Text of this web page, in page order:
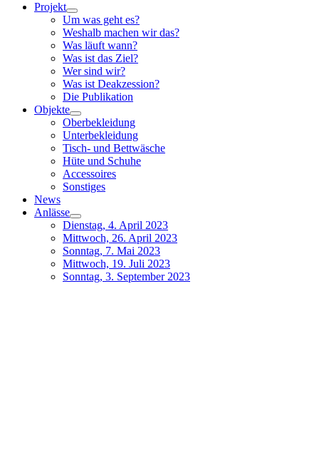
Projekt
Um was geht es?
Weshalb machen wir das?
Was läuft wann?
Was ist das Ziel?
Wer sind wir?
Was ist Deakzession?
Die Publikation
Objekte
Oberbekleidung
Unterbekleidung
Tisch- und Bettwäsche
Hüte und Schuhe
Accessoires
Sonstiges
News
Anlässe
Dienstag, 4. April 2023
Mittwoch, 26. April 2023
Sonntag, 7. Mai 2023
Mittwoch, 19. Juli 2023
Sonntag, 3. September 2023